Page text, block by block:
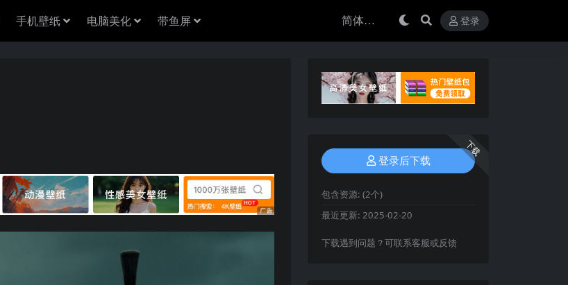
手机壁纸 电脑美化 带鱼屏 登录
下载
登录后下载
包含资源: (2个)
最近更新: 2025-02-20
下载遇到问题？可联系客服或反馈